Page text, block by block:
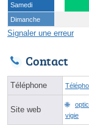
Samedi
Dimanche
Signaler une erreur
Contact
Téléphone
Site web
vigie